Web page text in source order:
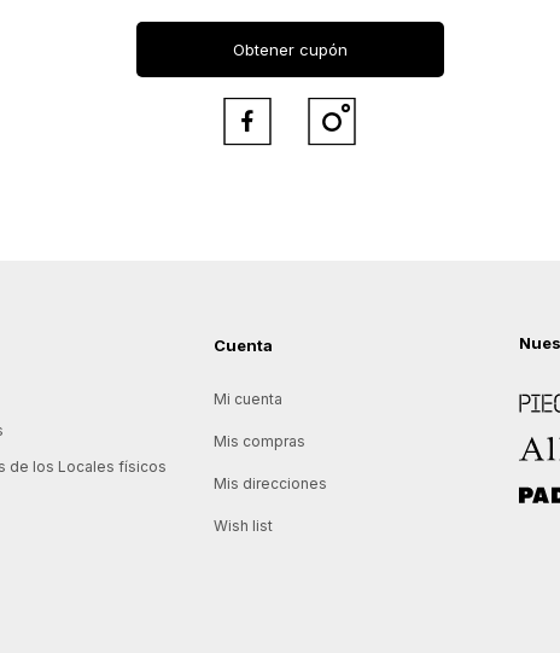
de los Locales físicos
Cuenta
Mi cuenta
Mis compras
Mis direcciones
Wish list
Allie
Obtener cupón
 